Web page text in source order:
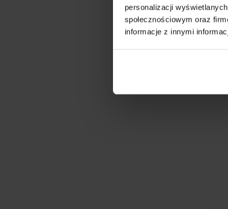
personalizacji
społecznościowym oraz
informacje z innymi